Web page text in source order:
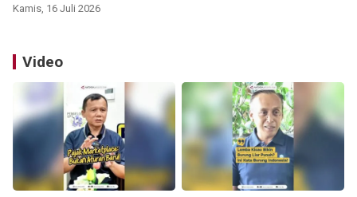
Kamis, 16 Juli 2026
Video